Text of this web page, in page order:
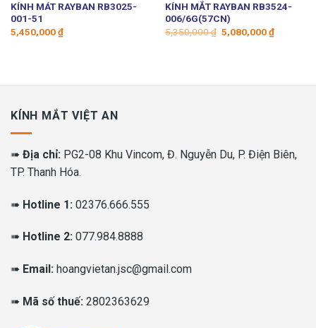
KÍNH MÁT RAYBAN RB3025-
001-51
5,450,000₫
KÍNH MẮT RAYBAN RB3524-
006/6G(57CN)
5,350,000₫ Giá
gốc
5,080,000₫Giá
hiện
KÍNH MẮT VIỆT AN
➠ Địa chỉ: PG2-08 Khu Vincom, Đ. Nguyễn Du, P. Điện Biên,
TP. Thanh Hóa.
➠ Hotline 1: 02376.666.555
➠ Hotline 2: 077.984.8888
➠ Email: hoangvietan.jsc@gmail.com
➠ Mã số thuế: 2802363629